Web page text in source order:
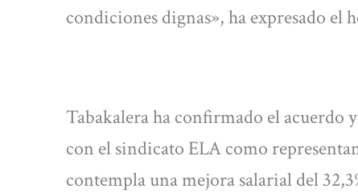
condiciones dignas», ha expresado el
Tabakalera ha confirmado el acuerdo
con el sindicato ELA como
contempla una mejora salarial del